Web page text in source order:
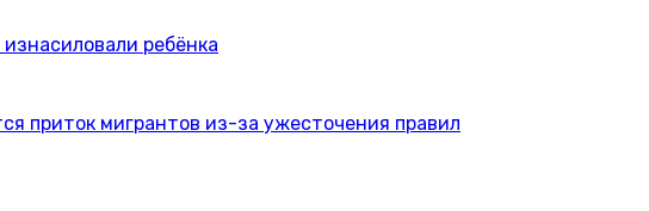
ребёнка
приток мигрантов из-за ужесточения правил